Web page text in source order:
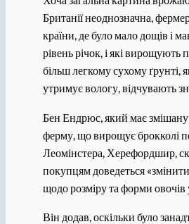
Британії неоднозначна,
країни, де було мало дощів і
рівень річок, і які вирощують
більш легкому сухому ґрунті,
утримує вологу, відчувають
Бен Ендрюс, який має змішану
ферму, що вирощує брокколі
Леомінстера, Херефордшир,
покупцям доведеться
щодо розміру та форми овочів
Він додав, оскільки було